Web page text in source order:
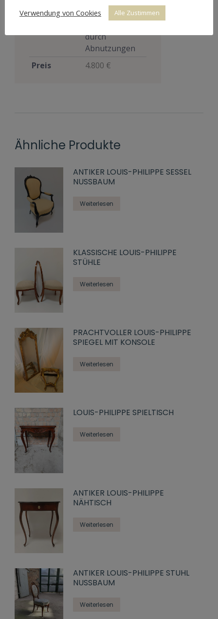
Zustand
zeigt aber
durch
Abnutzungen
Preis
4.800 €
Ähnliche Produkte
ANTIKER LOUIS-PHILIPPE SESSEL
NUSSBAUM
Weiterlesen
KLASSISCHE LOUIS-PHILIPPE
STÜHLE
Weiterlesen
PRACHTVOLLER LOUIS-PHILIPPE
SPIEGEL MIT KONSOLE
Weiterlesen
LOUIS-PHILIPPE SPIELTISCH
Weiterlesen
ANTIKER LOUIS-PHILIPPE
NÄHTISCH
Weiterlesen
ANTIKER LOUIS-PHILIPPE STUHL
NUSSBAUM
Weiterlesen
Verwendung von Cookies
Alle Zustimmen